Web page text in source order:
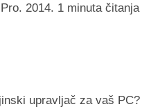
2014. 1 minuta čitanja